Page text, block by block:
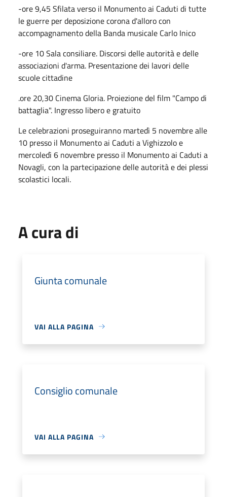
-ore 9,45 Sfilata verso il Monumento ai Caduti di tutte
le guerre per deposizione corona d'alloro con
accompagnamento della Banda musicale Carlo Inico
-ore 10 Sala consiliare. Discorsi delle autorità e delle
associazioni d'arma. Presentazione dei lavori delle
scuole cittadine
.ore 20,30 Cinema Gloria. Proiezione del film "Campo di
battaglia". Ingresso libero e gratuito
Le celebrazioni proseguiranno martedì 5 novembre alle
10 presso il Monumento ai Caduti a Vighizzolo e
mercoledì 6 novembre presso il Monumento ai Caduti a
Novagli, con la partecipazione delle autorità e dei plessi
scolastici locali.
A cura di
Giunta comunale
VAI ALLA PAGINA
Consiglio comunale
VAI ALLA PAGINA